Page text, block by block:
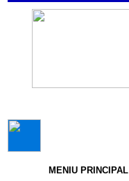
MENIU PRINCIPAL